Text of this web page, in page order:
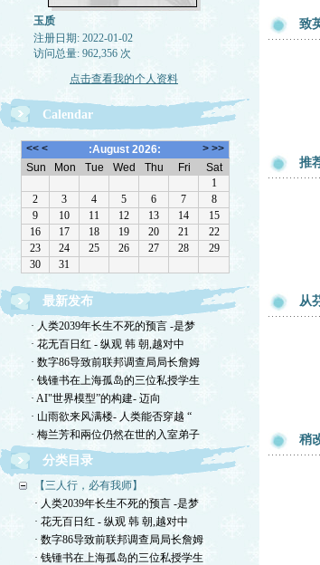
玉质
注册日期: 2022-01-02
访问总量: 962,356 次
点击查看我的个人资料
Calendar
最新发布
· 人类2039年长生不死的预言 -是梦
· 花无百日红 - 纵观 韩 朝,越对中
· 数字86导致前联邦调查局局长詹姆
· 钱锺书在上海孤岛的三位私授学生
· AI"世界模型”的构建- 迈向
· 山雨欲来风满楼- 人类能否穿越 “
· 梅兰芳和兩位仍然在世的入室弟子
分类目录
【三人行，必有我师】
· 人类2039年长生不死的预言 -是梦
· 花无百日红 - 纵观 韩 朝,越对中
· 数字86导致前联邦调查局局长詹姆
· 钱锺书在上海孤岛的三位私授学生
致
推
从
稍